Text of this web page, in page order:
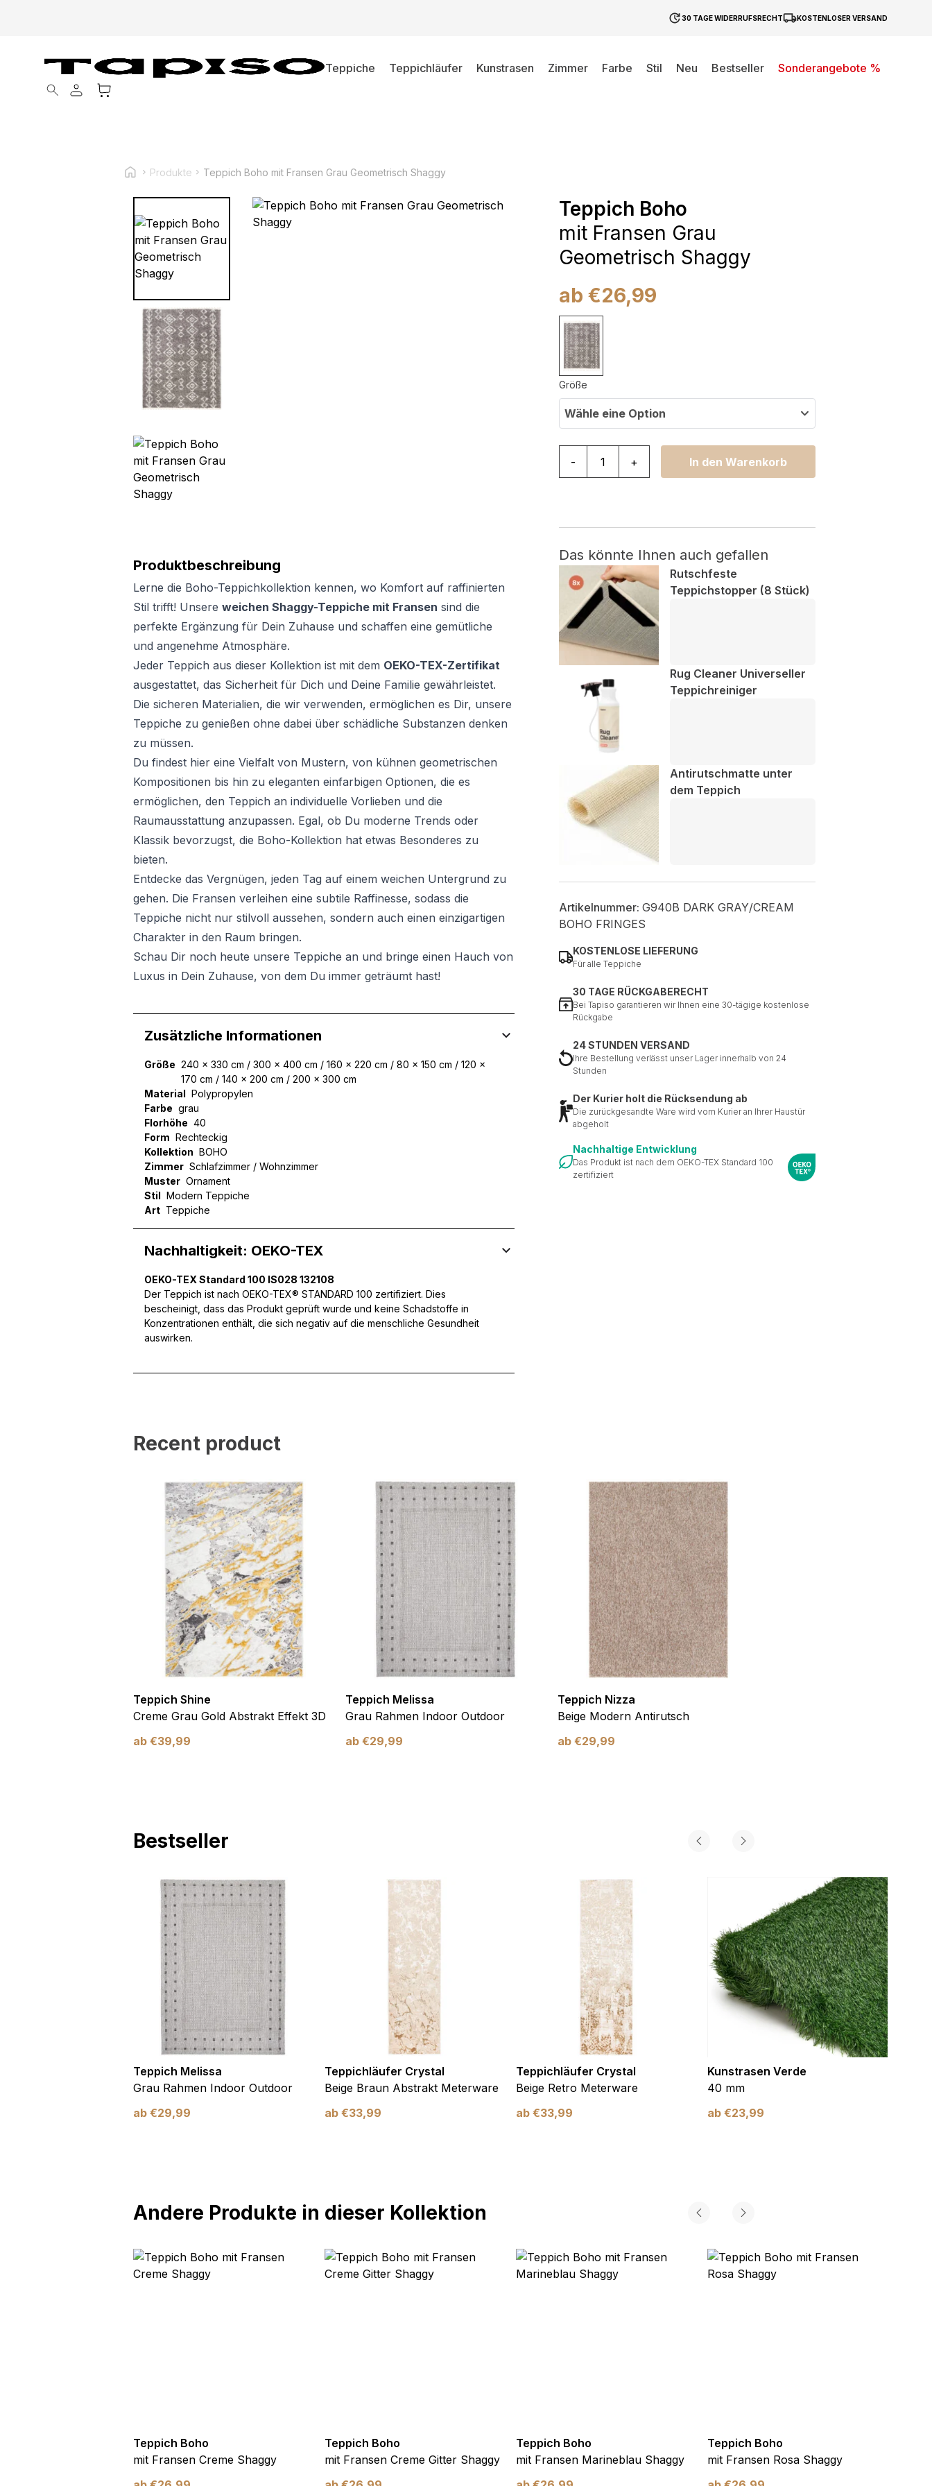
30 TAGE WIDERRUFSRECHT KOSTENLOSER VERSAND
Teppiche Teppichläufer Kunstrasen Zimmer Farbe Stil Neu Bestseller
Sonderangebote %
Products search
Produkte Teppich Boho mit Fransen Grau Geometrisch Shaggy
Produktbeschreibung
Lerne die Boho-Teppichkollektion kennen, wo Komfort auf raffinierten
Stil trifft! Unsere weichen Shaggy-Teppiche mit Fransen sind die
perfekte Ergänzung für Dein Zuhause und schaffen eine gemütliche
und angenehme Atmosphäre.
Jeder Teppich aus dieser Kollektion ist mit dem OEKO-TEX-Zertifikat
ausgestattet, das Sicherheit für Dich und Deine Familie gewährleistet.
Die sicheren Materialien, die wir verwenden, ermöglichen es Dir, unsere
Teppiche zu genießen ohne dabei über schädliche Substanzen denken
zu müssen.
Du findest hier eine Vielfalt von Mustern, von kühnen geometrischen
Kompositionen bis hin zu eleganten einfarbigen Optionen, die es
ermöglichen, den Teppich an individuelle Vorlieben und die
Raumausstattung anzupassen. Egal, ob Du moderne Trends oder
Klassik bevorzugst, die Boho-Kollektion hat etwas Besonderes zu
bieten.
Entdecke das Vergnügen, jeden Tag auf einem weichen Untergrund zu
gehen. Die Fransen verleihen eine subtile Raffinesse, sodass die
Teppiche nicht nur stilvoll aussehen, sondern auch einen einzigartigen
Charakter in den Raum bringen.
Schau Dir noch heute unsere Teppiche an und bringe einen Hauch von
Luxus in Dein Zuhause, von dem Du immer geträumt hast!
Teppich Boho
mit Fransen Grau
Geometrisch Shaggy
ab €26,99
Größe
Wähle eine Option
- + In den Warenkorb
Das könnte Ihnen auch gefallen
Rutschfeste
Teppichstopper (8 Stück)
Rug Cleaner Universeller
Teppichreiniger
Antirutschmatte unter
dem Teppich
Artikelnummer: G940B DARK GRAY/CREAM
BOHO FRINGES
KOSTENLOSE LIEFERUNG
Für alle Teppiche
30 TAGE RÜCKGABERECHT
Bei Tapiso garantieren wir Ihnen eine 30-tägige kostenlose
Rückgabe
24 STUNDEN VERSAND
Ihre Bestellung verlässt unser Lager innerhalb von 24
Stunden
Der Kurier holt die Rücksendung ab
Die zurückgesandte Ware wird vom Kurier an Ihrer Haustür
abgeholt
Nachhaltige Entwicklung
Das Produkt ist nach dem OEKO-TEX Standard 100
zertifiziert
Zusätzliche Informationen
Größe 240 x 330 cm / 300 x 400 cm / 160 x 220 cm / 80 x 150 cm / 120 x
170 cm / 140 x 200 cm / 200 x 300 cm
Material Polypropylen
Farbe grau
Florhöhe 40
Form Rechteckig
Kollektion BOHO
Zimmer Schlafzimmer / Wohnzimmer
Muster Ornament
Stil Modern Teppiche
Art Teppiche
Nachhaltigkeit: OEKO-TEX
OEKO-TEX Standard 100 IS028 132108
Der Teppich ist nach OEKO-TEX® STANDARD 100 zertifiziert. Dies
bescheinigt, dass das Produkt geprüft wurde und keine Schadstoffe in
Konzentrationen enthält, die sich negativ auf die menschliche Gesundheit
auswirken.
Recent product
Teppich Shine
Creme Grau Gold Abstrakt Effekt 3D
ab €39,99
Teppich Melissa
Grau Rahmen Indoor Outdoor
ab €29,99
Teppich Nizza
Beige Modern Antirutsch
ab €29,99
Bestseller
Teppich Melissa
Grau Rahmen Indoor Outdoor
ab €29,99
Teppichläufer Crystal
Beige Braun Abstrakt Meterware
ab €33,99
Teppichläufer Crystal
Beige Retro Meterware
ab €33,99
Kunstrasen Verde
40 mm
ab €23,99
Andere Produkte in dieser Kollektion
Teppich Boho
mit Fransen Creme Shaggy
Teppich Boho
mit Fransen Creme Gitter Shaggy
Teppich Boho
mit Fransen Marineblau Shaggy
Teppich Boho
mit Fransen Rosa Shaggy
Wir verwenden Cookies, um Inhalte und Anzeigen zu personalisieren, um Funktionen für soziale Medien anbieten zu
können und um unseren Traffic zu analysieren. Außerdem geben wir Informationen über Ihre Verwendung unserer
mit weiteren Daten zusammenführen, die Sie ihnen bereitgestellt haben oder die sie im Rahmen Ihrer Nutzung der
Dienste gesammelt haben.
Beispiel das Bereitstellen eines sicheren Log-ins oder das Anpassen Ihrer Zustimmungseinstellungen. Diese Cookies
Präferenz-Cookies ermöglichen es einer Website, Informationen zu speichern, die die Art und Weise ändern, wie die
Statistik
Statistik-Cookies helfen Website-Betreibern zu verstehen, wie sich verschiedene Benutzer auf der Website verhalten,
indem sie anonyme Informationen sammeln und melden.
Marketing
Marketing-Cookies werden verwendet, um Benutzer über Websites hinweg zu verfolgen. Das Ziel ist es, Anzeigen
anzuzeigen, die für den einzelnen Benutzer relevant und ansprechend sind und somit wertvoller für Herausgeber und
Werbetreibende Dritter sind.
Nicht kategorisiert.
Andere nicht kategorisierte Cookies sind solche, die analysiert werden und noch keiner Kategorie zugeordnet wurden.
Meine Einstellungen speichern